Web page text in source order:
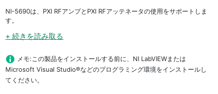
NI-5690は、PXI RFアンプとPXI RFアッテネータの使用をサポートしま
す。
+ 続きを読み取る
メモ:この製品をインストールする前に、NI LabVIEWまたは
Microsoft Visual Studio®などのプログラミング環境をインストールし
てください。